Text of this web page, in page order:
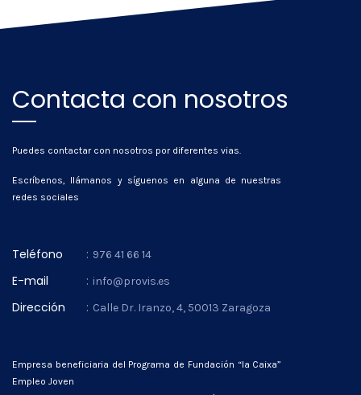
Contacta con nosotros
Puedes contactar con nosotros por diferentes vias.
Escríbenos, llámanos y síguenos en alguna de nuestras
redes sociales
Teléfono : 976 41 66 14
E-mail : info@provis.es
Dirección : Calle Dr. Iranzo, 4, 50013 Zaragoza
Empresa beneficiaria del Programa de Fundación “la Caixa”
Empleo Joven